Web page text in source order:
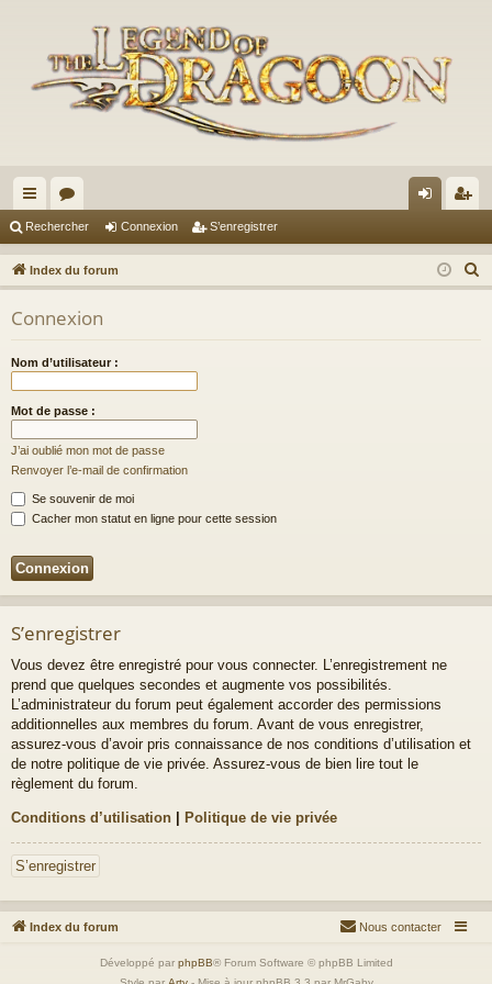
cc
ès
ra
pi
de
or
u
m
s
ne
xi
nr
eg
Rechercher Connexion S’enregistrer
Index du forum
e
Connexion
Nom d’utilisateur :
Mot de passe :
J’ai oublié mon mot de passe
Renvoyer l’e-mail de confirmation
Se souvenir de moi
Cacher mon statut en ligne pour cette session
S’enregistrer
Vous devez être enregistré pour vous connecter. L’enregistrement ne
prend que quelques secondes et augmente vos possibilités.
L’administrateur du forum peut également accorder des permissions
additionnelles aux membres du forum. Avant de vous enregistrer,
assurez-vous d’avoir pris connaissance de nos conditions d’utilisation et
de notre politique de vie privée. Assurez-vous de bien lire tout le
règlement du forum.
Conditions d’utilisation | Politique de vie privée
S’enregistrer
Index du forum Nous contacter
Développé par phpBB® Forum Software © phpBB Limited